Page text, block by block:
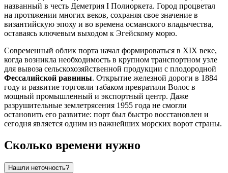
названный в честь Деметрия I Полиоркета. Город процветал
на протяжении многих веков, сохраняя свое значение в
византийскую эпоху и во времена османского владычества,
оставаясь ключевым выходом к Эгейскому морю.
Современный облик порта начал формироваться в XIX веке,
когда возникла необходимость в крупном транспортном узле
для вывоза сельскохозяйственной продукции с плодородной
Фессалийской равнины. Открытие железной дороги в 1884
году и развитие торговли табаком превратили Волос в
мощный промышленный и экспортный центр. Даже
разрушительные землетрясения 1955 года не смогли
остановить его развитие: порт был быстро восстановлен и
сегодня является одним из важнейших морских ворот страны.
Сколько времени нужно
Нашли неточность?